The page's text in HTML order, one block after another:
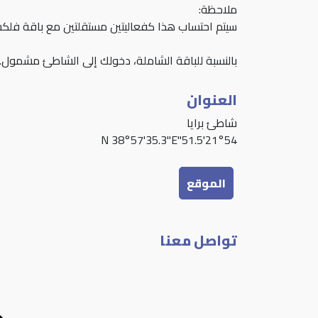
ملاحظة:
سيتم احتساب هذا كفعاليتين مستقلتين مع باقة
بالنسبة للباقة الشاملة، دخولك إلى الشاطئ مشمول.
العنوان
شاطئ برايا
21°54'51.5"N 38°57'35.3"E
الموقع
تواصل معنا